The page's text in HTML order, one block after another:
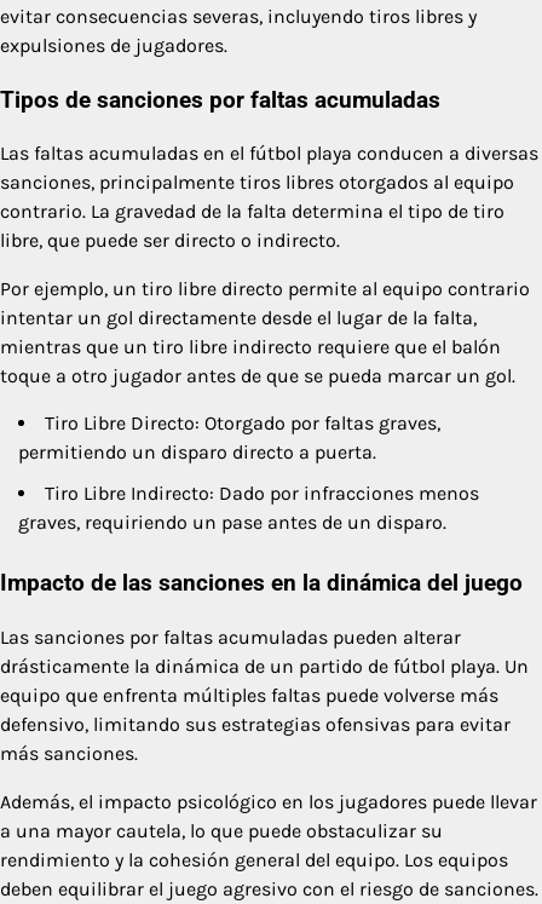
evitar consecuencias severas, incluyendo tiros libres y
expulsiones de jugadores.
Tipos de sanciones por faltas acumuladas
Las faltas acumuladas en el fútbol playa conducen a diversas
sanciones, principalmente tiros libres otorgados al equipo
contrario. La gravedad de la falta determina el tipo de tiro
libre, que puede ser directo o indirecto.
Por ejemplo, un tiro libre directo permite al equipo contrario
intentar un gol directamente desde el lugar de la falta,
mientras que un tiro libre indirecto requiere que el balón
toque a otro jugador antes de que se pueda marcar un gol.
Tiro Libre Directo: Otorgado por faltas graves,
permitiendo un disparo directo a puerta.
Tiro Libre Indirecto: Dado por infracciones menos
graves, requiriendo un pase antes de un disparo.
Impacto de las sanciones en la dinámica del juego
Las sanciones por faltas acumuladas pueden alterar
drásticamente la dinámica de un partido de fútbol playa. Un
equipo que enfrenta múltiples faltas puede volverse más
defensivo, limitando sus estrategias ofensivas para evitar
más sanciones.
Además, el impacto psicológico en los jugadores puede llevar
a una mayor cautela, lo que puede obstaculizar su
rendimiento y la cohesión general del equipo. Los equipos
deben equilibrar el juego agresivo con el riesgo de sanciones.